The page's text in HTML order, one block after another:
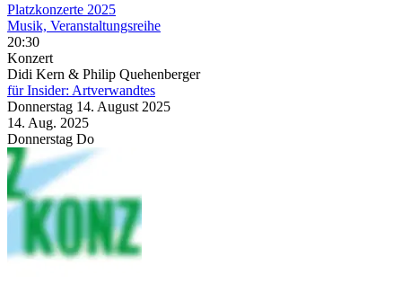
Platzkonzerte 2025
Musik, Veranstaltungsreihe
20:30
Konzert
Didi Kern & Philip Quehenberger
für Insider: Artverwandtes
Donnerstag 14. August 2025
14. Aug. 2025
Donnerstag Do